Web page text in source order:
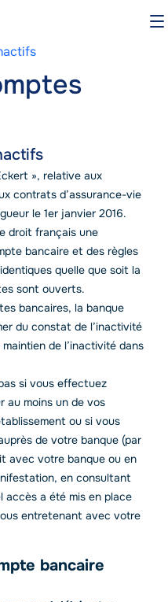
», relative aux
contrats d’assurance-vie
le 1er janvier 2016.
droit français une
bancaire et des règles
quelle que soit la
sont ouverts.
bancaires, la banque
du constat de l’inactivité
de l’inactivité dans
si vous effectuez
au moins un de vos
ou si vous
de votre banque (par
avec votre banque ou en
en consultant
a été mis en place
entretenant avec votre
bancaire